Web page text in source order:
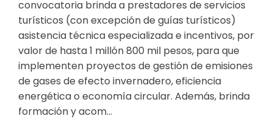
convocatoria brinda a prestadores de servicios
turísticos (con excepción de guías turísticos)
asistencia técnica especializada e incentivos, por
valor de hasta 1 millón 800 mil pesos, para que
implementen proyectos de gestión de emisiones
de gases de efecto invernadero, eficiencia
energética o economía circular. Además, brinda
formación y acom...